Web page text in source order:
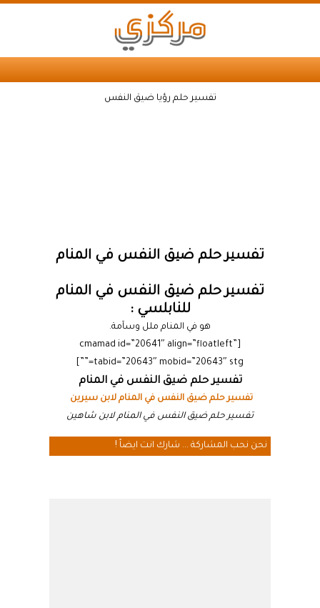
تفسير حلم رؤيا ضيق النفس
تفسير حلم ضيق النفس في المنام
تفسير حلم ضيق النفس في المنام
للنابلسي :
هو في المنام ملل وسآمة.
[cmamad id=”20641″ align=”floatleft”
tabid=”20643″ mobid=”20643″ stg=””]
تفسير حلم ضيق النفس في المنام
تفسير حلم ضيق النفس في المنام لابن سيرين
تفسير حلم ضيق النفس في المنام لابن شاهين
نحن نحب المشاركة ... شارك انت ايضاً !